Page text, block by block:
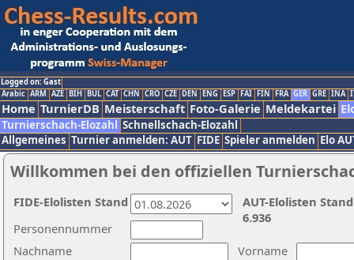
Logged on: Gast
Arabic ARM AZE BIH BUL CAT CHN CRO CZE DEN ENG ESP FAI FIN FRA GER GRE INA
Home TurnierDB Meisterschaft Foto-Galerie Meldekartei
Turnierschach-Elozahl Schnellschach-Elozahl
Allgemeines Turnier anmelden: AUT FIDE Spieler anmelden Elo
Willkommen bei den offiziellen
Nachname
Vorname
Personennummer
AUT-Elolisten
6.936
FIDE-Elolisten Stand